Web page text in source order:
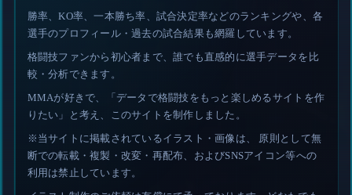
勝率、KO率、一本勝ち率、試合決定率などのランキングや、各
選手のプロフィール・過去の試合結果も網羅しています。
格闘技ファンから初心者まで、誰でも直感的に選手データを比
較・分析できます。
MMAが好きで、「データで格闘技をもっと楽しめるサイトを作
りたい」と考え、このサイトを制作しました。
※当サイトに掲載されているイラスト・画像は、 原則として無
断での転載・複製・改変・再配布、およびSNSアイコン等への
利用は禁止しています。